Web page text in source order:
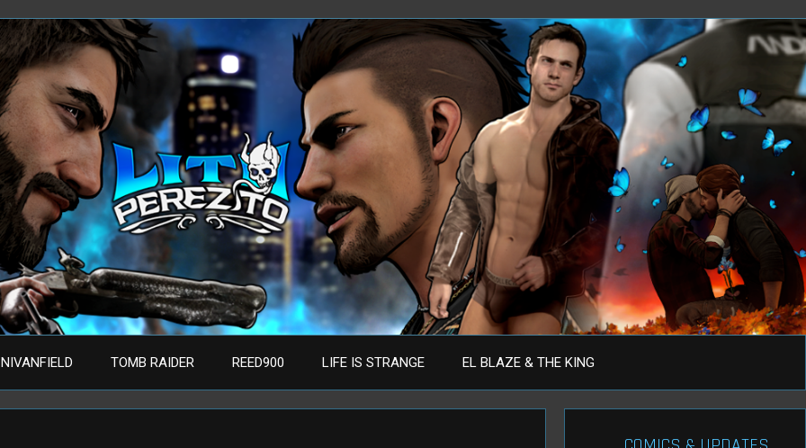
NIVANFIELD TOMB RAIDER REED900 LIFE IS STRANGE EL BLAZE & THE KING